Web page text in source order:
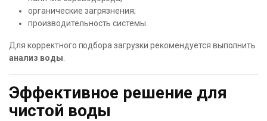
органические загрязнения;
производительность системы.
Для корректного подбора загрузки рекомендуется выполнить
анализ воды
Эффективное решение для
чистой воды